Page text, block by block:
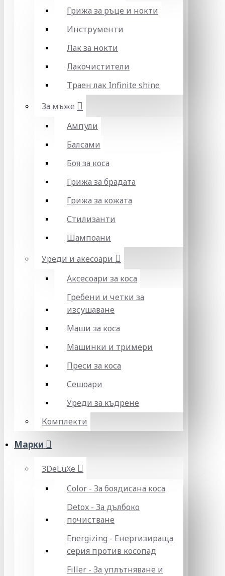
Грижа за ръце и нокти
Инструменти
Лак за нокти
Лакочистители
Траен лак Infinite shine
За мъже
Ампули
Балсами
Боя за коса
Грижа за брадата
Грижа за кожата
Стилизанти
Шампоани
Уреди и акесоари
Аксесоари за коса
Гребени и четки за
изсушаване
Маши за коса
Машинки и тримери
Преси за коса
Сешоари
Уреди за къдрене
Комплекти
Марки
3DeLuXe
Color - За боядисана коса
Detox - За дълбоко
почистване
Energizing - Енергизираща
серия против косопад
Filler - За уплътняване и